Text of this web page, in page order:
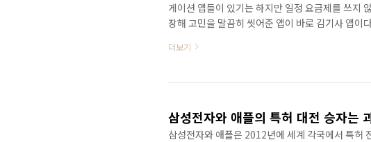
게이션 앱들이 있기는 하지만 일정 요금제를 쓰지
장해 고민을 말끔히 씻어준 앱이 바로 김기사 앱
큰 인기를 끌고 있다. 나또한 김기사 앱을 애용하고
이다. 김기사를 이용하다보면 가끔 삼성화재 광고
더보기
삼성전자와 애플의 특허 대전 승자는
삼성전자와 애플은 2012년에 세계 각국에서 특허